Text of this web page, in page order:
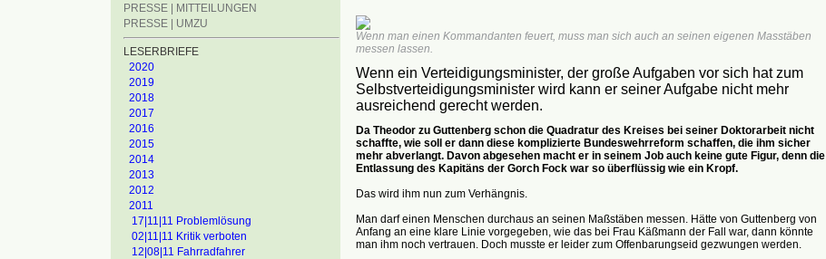
PRESSE | MITTEILUNGEN
PRESSE | UMZU
LESERBRIEFE
2020
2019
2018
2017
2016
2015
2014
2013
2012
2011
17|11|11 Problemlösung
02|11|11 Kritik verboten
12|08|11 Fahrradfahrer
Wenn man einen Kommandanten feuert, muss man sich auch an seinen eigenen Masstäben
messen lassen.
Wenn ein Verteidigungsminister, der große Aufgaben vor sich hat zum
Selbstverteidigungsminister wird kann er seiner Aufgabe nicht mehr
ausreichend gerecht werden.
Da Theodor zu Guttenberg schon die Quadratur des Kreises bei seiner Doktorarbeit nicht
schaffte, wie soll er dann diese komplizierte Bundeswehrreform schaffen, die ihm sicher
mehr abverlangt. Davon abgesehen macht er in seinem Job auch keine gute Figur, denn die
Entlassung des Kapitäns der Gorch Fock war so überflüssig wie ein Kropf.
Das wird ihm nun zum Verhängnis.
Man darf einen Menschen durchaus an seinen Maßstäben messen. Hätte von Guttenberg von
Anfang an eine klare Linie vorgegeben, wie das bei Frau Käßmann der Fall war, dann könnte
man ihm noch vertrauen. Doch musste er leider zum Offenbarungseid gezwungen werden.